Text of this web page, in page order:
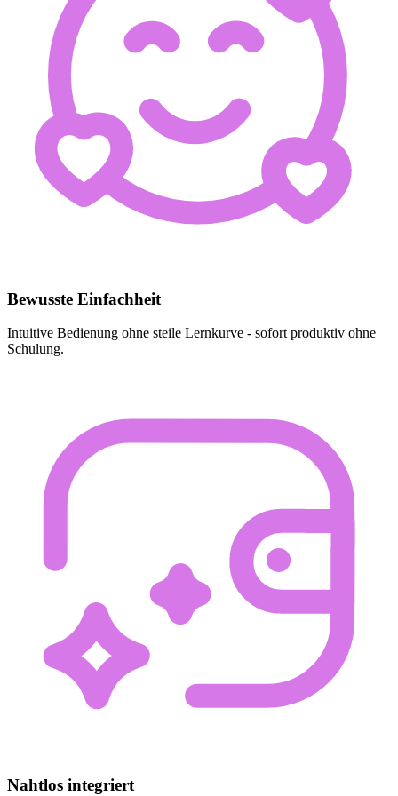
Bewusste Einfachheit
Intuitive Bedienung ohne steile Lernkurve - sofort produktiv ohne
Schulung.
Nahtlos integriert